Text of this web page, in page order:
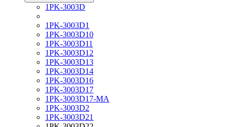
1PK-3003D
1PK-3003D1
1PK-3003D10
1PK-3003D11
1PK-3003D12
1PK-3003D13
1PK-3003D14
1PK-3003D16
1PK-3003D17
1PK-3003D17-MA
1PK-3003D2
1PK-3003D21